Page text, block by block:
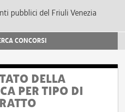
pubblici del Friuli Venezia
CONCORSI
DELLA
PER TIPO DI